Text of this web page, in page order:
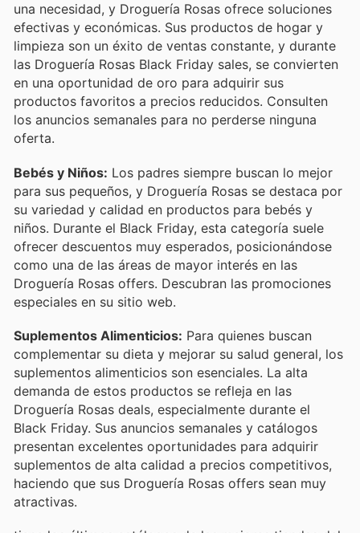
una necesidad, y Droguería Rosas ofrece soluciones
efectivas y económicas. Sus productos de hogar y
limpieza son un éxito de ventas constante, y durante
las Droguería Rosas Black Friday sales, se convierten
en una oportunidad de oro para adquirir sus
productos favoritos a precios reducidos. Consulten
los anuncios semanales para no perderse ninguna
oferta.
Bebés y Niños: Los padres siempre buscan lo mejor
para sus pequeños, y Droguería Rosas se destaca por
su variedad y calidad en productos para bebés y
niños. Durante el Black Friday, esta categoría suele
ofrecer descuentos muy esperados, posicionándose
como una de las áreas de mayor interés en las
Droguería Rosas offers. Descubran las promociones
especiales en su sitio web.
Suplementos Alimenticios: Para quienes buscan
complementar su dieta y mejorar su salud general, los
suplementos alimenticios son esenciales. La alta
demanda de estos productos se refleja en las
Droguería Rosas deals, especialmente durante el
Black Friday. Sus anuncios semanales y catálogos
presentan excelentes oportunidades para adquirir
suplementos de alta calidad a precios competitivos,
haciendo que sus Droguería Rosas offers sean muy
atractivas.